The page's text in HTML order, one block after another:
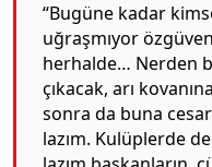
“Bugüne kadar
uğraşmıyor
herhalde… Nerden
çıkacak, arı
sonra da buna
lazım. Kulüplerde